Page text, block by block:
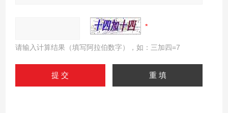
请输入计算结果（填写阿拉伯数字），如：三加四=7